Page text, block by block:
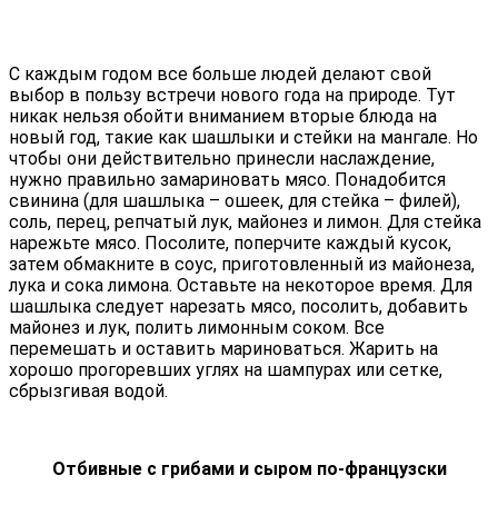
С каждым годом все больше людей делают свой
выбор в пользу встречи нового года на природе. Тут
никак нельзя обойти вниманием вторые блюда на
новый год, такие как шашлыки и стейки на мангале. Но
чтобы они действительно принесли наслаждение,
нужно правильно замариновать мясо. Понадобится
свинина (для шашлыка – ошеек, для стейка – филей),
соль, перец, репчатый лук, майонез и лимон. Для стейка
нарежьте мясо. Посолите, поперчите каждый кусок,
затем обмакните в соус, приготовленный из майонеза,
лука и сока лимона. Оставьте на некоторое время. Для
шашлыка следует нарезать мясо, посолить, добавить
майонез и лук, полить лимонным соком. Все
перемешать и оставить мариноваться. Жарить на
хорошо прогоревших углях на шампурах или сетке,
сбрызгивая водой.
Отбивные с грибами и сыром по-французски